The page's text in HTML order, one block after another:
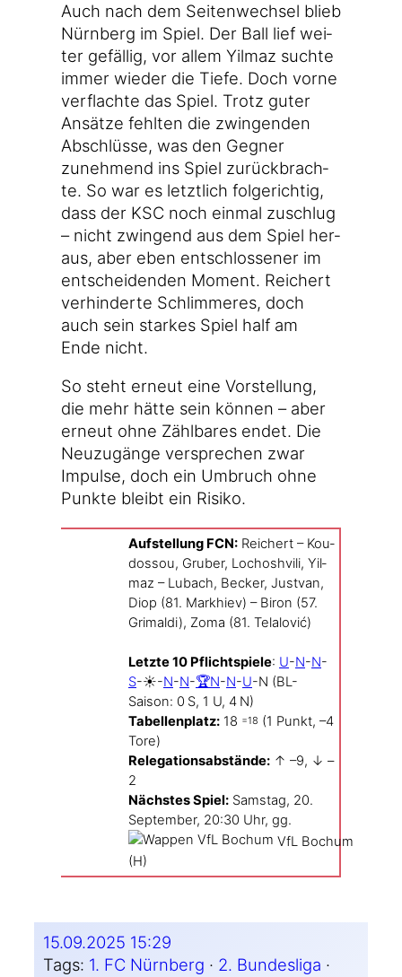
Auch nach dem Sei­ten­wech­sel blieb
Nürn­berg im Spiel. Der Ball lief wei­
ter gefäl­lig, vor allem Yil­maz such­te
immer wie­der die Tie­fe. Doch vor­ne
ver­flach­te das Spiel. Trotz guter
Ansät­ze fehl­ten die zwin­gen­den
Abschlüs­se, was den Geg­ner
zuneh­mend ins Spiel zurück­brach­
te. So war es letzt­lich fol­ge­rich­tig,
dass der KSC noch ein­mal zuschlug
– nicht zwin­gend aus dem Spiel her­
aus, aber eben ent­schlos­se­ner im
ent­schei­den­den Moment. Rei­chert
ver­hin­der­te Schlim­me­res, doch
auch sein star­kes Spiel half am
Ende nicht.
So steht erneut eine Vor­stel­lung,
die mehr hät­te sein kön­nen – aber
erneut ohne Zähl­ba­res endet. Die
Neu­zu­gän­ge ver­spre­chen zwar
Impul­se, doch ein Umbruch ohne
Punk­te bleibt ein Risiko.
Auf­stel­lung FCN: Rei­chert – Kou­
do­s­sou, Gru­ber, Loch­osh­vi­li, Yil­
maz – Lubach, Becker, Jus­t­van,
Diop (81. Mark­hiev) – Biron (57.
Gri­mal­di), Zoma (81. Tel­alo­vić)
Letz­te 10 Pflicht­spie­le: U-N-N-
S-☀️-N-N-🏆N-N-U-N (BL-
Saison: 0 S, 1 U, 4 N)
Tabel­len­platz: 18 =18 (1 Punkt, –4
Tore)
Rele­ga­ti­ons­ab­stän­de: ↑ –9, ↓ –
2
Nächs­tes Spiel: Sams­tag, 20.
Sep­tem­ber, 20:30 Uhr, gg.
VfL Bochum
(H)
15.09.2025 15:29
Tags: 1. FC Nürnberg · 2. Bundesliga